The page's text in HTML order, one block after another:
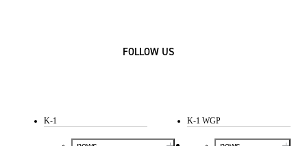
FOLLOW US
K-1 K-1 WGP